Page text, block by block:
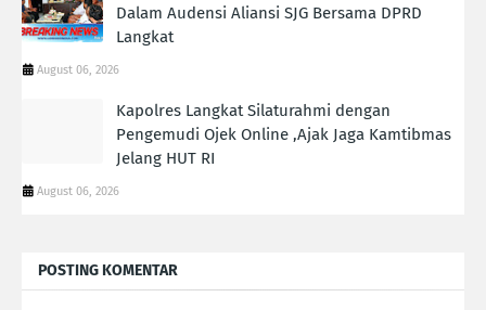
Dalam Audensi Aliansi SJG Bersama DPRD
Langkat
August 06, 2026
Kapolres Langkat Silaturahmi dengan
Pengemudi Ojek Online ,Ajak Jaga Kamtibmas
Jelang HUT RI
August 06, 2026
POSTING KOMENTAR